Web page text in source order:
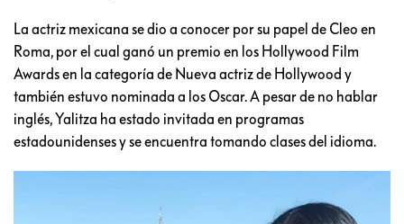
La actriz mexicana se dio a conocer por su papel de Cleo en
Roma, por el cual ganó un premio en los Hollywood Film
Awards en la categoría de Nueva actriz de Hollywood y
también estuvo nominada a los Oscar. A pesar de no hablar
inglés, Yalitza ha estado invitada en programas
estadounidenses y se encuentra tomando clases del idioma.